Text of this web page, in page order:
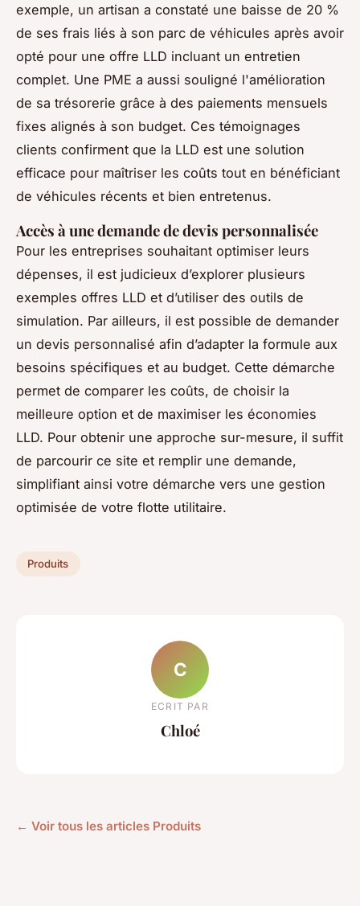
exemple, un artisan a constaté une baisse de 20 %
de ses frais liés à son parc de véhicules après avoir
opté pour une offre LLD incluant un entretien
complet. Une PME a aussi souligné l'amélioration
de sa trésorerie grâce à des paiements mensuels
fixes alignés à son budget. Ces témoignages
clients confirment que la LLD est une solution
efficace pour maîtriser les coûts tout en bénéficiant
de véhicules récents et bien entretenus.
Accès à une demande de devis personnalisée
Pour les entreprises souhaitant optimiser leurs
dépenses, il est judicieux d’explorer plusieurs
exemples offres LLD et d’utiliser des outils de
simulation. Par ailleurs, il est possible de demander
un devis personnalisé afin d’adapter la formule aux
besoins spécifiques et au budget. Cette démarche
permet de comparer les coûts, de choisir la
meilleure option et de maximiser les économies
LLD. Pour obtenir une approche sur-mesure, il suffit
de parcourir ce site et remplir une demande,
simplifiant ainsi votre démarche vers une gestion
optimisée de votre flotte utilitaire.
Produits
C
ECRIT PAR
Chloé
← Voir tous les articles Produits